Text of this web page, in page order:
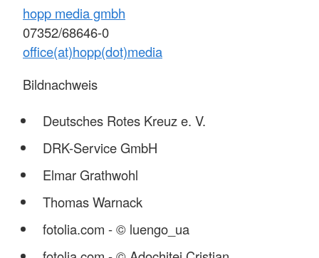
hopp media gmbh
07352/68646-0
office(at)hopp(dot)media
Bildnachweis
Deutsches Rotes Kreuz e. V.
DRK-Service GmbH
Elmar Grathwohl
Thomas Warnack
fotolia.com - © luengo_ua